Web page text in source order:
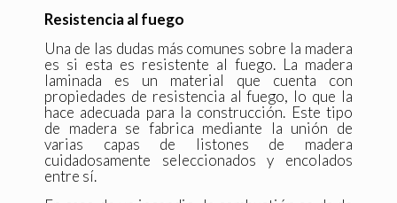
Resistencia al fuego
Una de las dudas más comunes sobre la madera
es si esta es resistente al fuego. La madera
laminada es un material que cuenta con
propiedades de resistencia al fuego, lo que la
hace adecuada para la construcción. Este tipo
de madera se fabrica mediante la unión de
varias capas de listones de madera
cuidadosamente seleccionados y encolados
entre sí.